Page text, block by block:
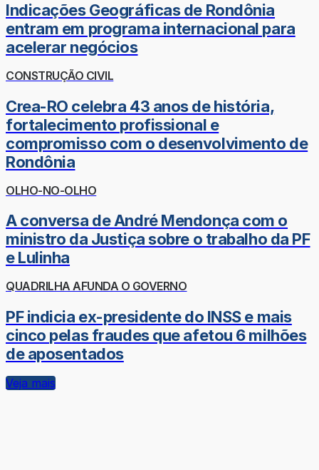
Indicações Geográficas de Rondônia
entram em programa internacional para
acelerar negócios
CONSTRUÇÃO CIVIL
Crea-RO celebra 43 anos de história,
fortalecimento profissional e
compromisso com o desenvolvimento de
Rondônia
OLHO-NO-OLHO
A conversa de André Mendonça com o
ministro da Justiça sobre o trabalho da PF
e Lulinha
QUADRILHA AFUNDA O GOVERNO
PF indicia ex-presidente do INSS e mais
cinco pelas fraudes que afetou 6 milhões
de aposentados
Veja mais